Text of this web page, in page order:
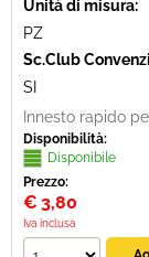
Unità di misura:
PZ
Sc.Club
SI
Innesto rapido
Disponibilità:
Disponibile
Prezzo:
€ 3,80
Iva inclusa